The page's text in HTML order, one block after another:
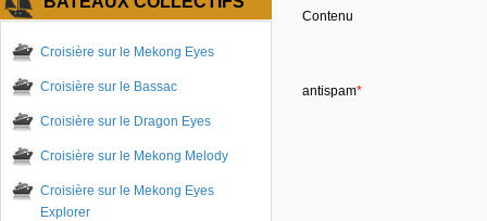
Croisière sur le Mekong Eyes
Croisière sur le Bassac
Croisière sur le Dragon Eyes
Croisière sur le Mekong Melody
Croisière sur le Mekong Eyes
Explorer
Contenu
antispam*